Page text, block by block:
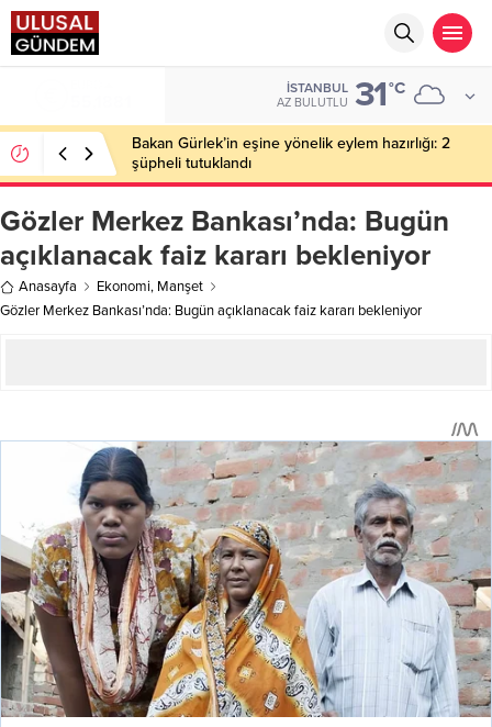
İSTANBUL
AZ BULUTLU 31°C
Bakan Gürlek’in eşine yönelik eylem hazırlığı: 2
şüpheli tutuklandı
Gözler Merkez Bankası’nda: Bugün
açıklanacak faiz kararı bekleniyor
Anasayfa Ekonomi, Manşet
Gözler Merkez Bankası’nda: Bugün açıklanacak faiz kararı bekleniyor